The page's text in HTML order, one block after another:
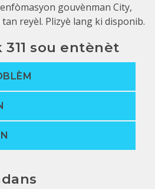
gouvènman City,
reyèl. Plizyè lang ki disponib.
sou entènèt